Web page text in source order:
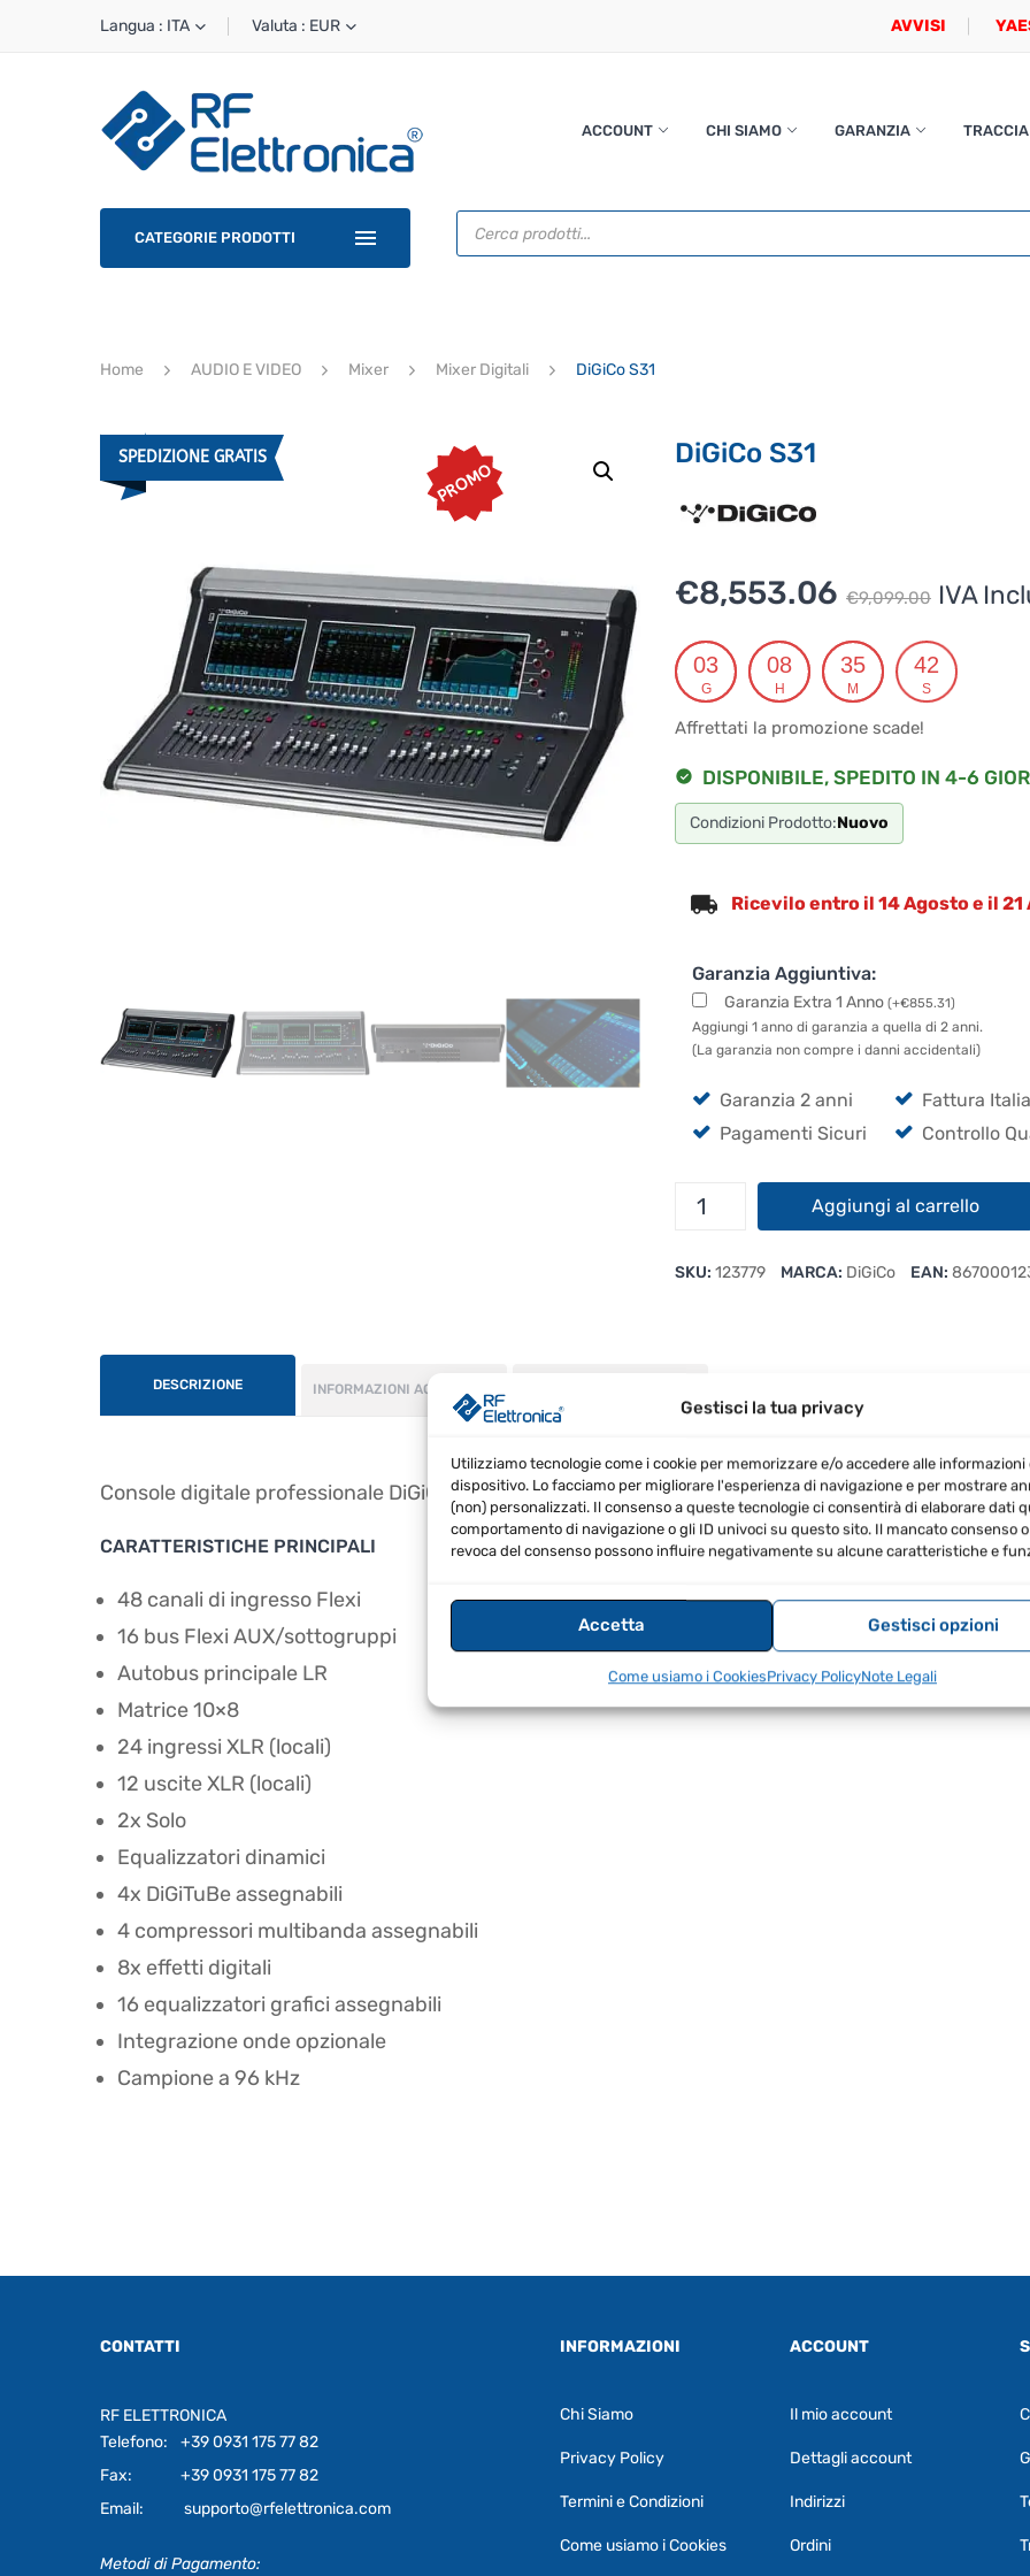
Gestisci la tua privacy
Utilizziamo tecnologie come i cookie per memorizzare e/o accedere alle informazioni
dispositivo. Lo facciamo per migliorare l'esperienza di navigazione e per mostrare
(non) personalizzati. Il consenso a queste tecnologie ci consentirà di elaborare dati
comportamento di navigazione o gli ID univoci su questo sito. Il mancato consenso
revoca del consenso possono influire negativamente su alcune caratteristiche e
Accetta Gestisci opzioni
Come usiamo i CookiesPrivacy PolicyNote Legali
Langua : ITA Valuta : EUR AVVISI
ACCOUNT CHI SIAMO GARANZIA
CATEGORIE PRODOTTI
Ricerca
prodotti
Home AUDIO E VIDEO Mixer Mixer Digitali DiGiCo S31
SPEDIZIONE GRATIS
PROMO
DiGiCo S31
€9,099.00 Il
era:
€8,553.06
Il
attuale
è:
IVA
03
G
08
H
35
M
41
S
Affrettati la promozione scade!
DISPONIBILE, SPEDITO IN 4-6
Condizioni Prodotto:Nuovo
Ricevilo entro il 14 Agosto e il 21
Garanzia Aggiuntiva:
Garanzia Extra 1 Anno (+€855.31)
Aggiungi 1 anno di garanzia a quella di 2 anni.
(La garanzia non compre i danni accidentali)
Garanzia 2 anni
Fattura
Pagamenti Sicuri
Controllo
DiGiCo
Aggiungi al carrello
SKU: 123779 MARCA: DiGiCo EAN:
DESCRIZIONE INFORMAZIONI AGGIUNTIVE
Console digitale professionale DiGiCo S31
CARATTERISTICHE PRINCIPALI
48 canali di ingresso Flexi
16 bus Flexi AUX/sottogruppi
Autobus principale LR
Matrice 10×8
24 ingressi XLR (locali)
12 uscite XLR (locali)
2x Solo
Equalizzatori dinamici
4x DiGiTuBe assegnabili
4 compressori multibanda assegnabili
8x effetti digitali
16 equalizzatori grafici assegnabili
Integrazione onde opzionale
Campione a 96 kHz
CONTATTI
RF ELETTRONICA
Telefono:
+39 0931 175 77 82
Fax:
+39 0931 175 77 82
Email:
supporto@rfelettronica.com
Metodi di Pagamento:
INFORMAZIONI
Chi Siamo
Privacy Policy
Termini e Condizioni
Come usiamo i Cookies
ACCOUNT
Il mio account
Dettagli account
Indirizzi
Ordini